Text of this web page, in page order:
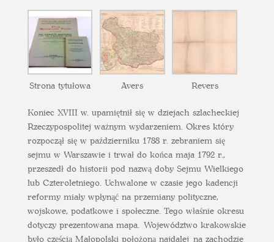
Strona tytułowa Avers Revers
Koniec XVIII w. upamiętnił się w dziejach szlacheckiej
Rzeczypospolitej ważnym wydarzeniem. Okres który
rozpoczął się w październiku 1788 r. zebraniem się
sejmu w Warszawie i trwał do końca maja 1792 r.,
przeszedł do historii pod nazwą doby Sejmu Wielkiego
lub Czteroletniego. Uchwalone w czasie jego kadencji
reformy miały wpłynąć na przemiany polityczne,
wojskowe, podatkowe i społeczne. Tego właśnie okresu
dotyczy prezentowana mapa. Województwo krakowskie
było częścią Małopolski położoną najdalej na zachodzie